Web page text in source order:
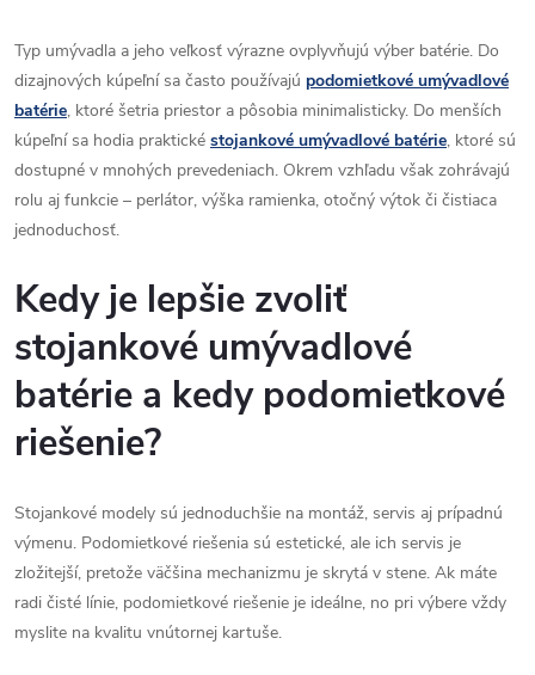
Typ umývadla a jeho veľkosť výrazne ovplyvňujú výber batérie. Do
dizajnových kúpeľní sa často používajú podomietkové umývadlové
batérie, ktoré šetria priestor a pôsobia minimalisticky. Do menších
kúpeľní sa hodia praktické stojankové umývadlové batérie, ktoré sú
dostupné v mnohých prevedeniach. Okrem vzhľadu však zohrávajú
rolu aj funkcie – perlátor, výška ramienka, otočný výtok či čistiaca
jednoduchosť.
Kedy je lepšie zvoliť
stojankové umývadlové
batérie a kedy podomietkové
riešenie?
Stojankové modely sú jednoduchšie na montáž, servis aj prípadnú
výmenu. Podomietkové riešenia sú estetické, ale ich servis je
zložitejší, pretože väčšina mechanizmu je skrytá v stene. Ak máte
radi čisté línie, podomietkové riešenie je ideálne, no pri výbere vždy
myslite na kvalitu vnútornej kartuše.